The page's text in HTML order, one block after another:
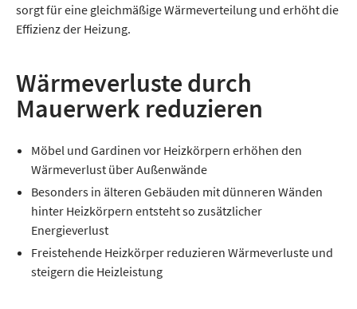
sorgt für eine gleichmäßige Wärmeverteilung und erhöht die
Effizienz der Heizung.
Wärmeverluste durch
Mauerwerk reduzieren
Möbel und Gardinen vor Heizkörpern erhöhen den
Wärmeverlust über Außenwände
Besonders in älteren Gebäuden mit dünneren Wänden
hinter Heizkörpern entsteht so zusätzlicher
Energieverlust
Freistehende Heizkörper reduzieren Wärmeverluste und
steigern die Heizleistung